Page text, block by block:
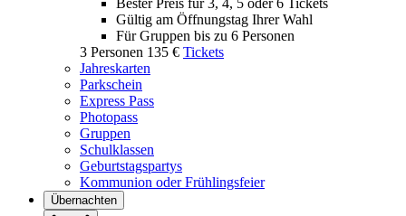
Bester Preis für 3, 4, 5 oder 6 Tickets
Gültig am Öffnungstag Ihrer Wahl
Für Gruppen bis zu 6 Personen
3 Personen 135 € Tickets
Jahreskarten
Parkschein
Express Pass
Photopass
Gruppen
Schulklassen
Geburtstagspartys
Kommunion oder Frühlingsfeier
Übernachten